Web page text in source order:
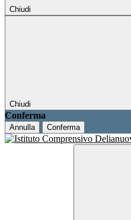
Chiudi
Chiudi
Conferma
Annulla Conferma